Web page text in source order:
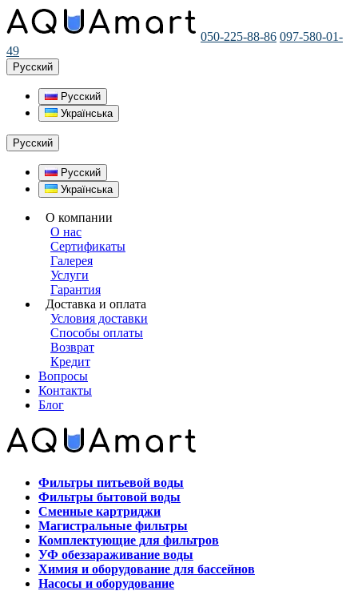
050-225-88-86 097-580-01-
49
Русский
Русский
Українська
Русский
Русский
Українська
О компании
О нас
Сертификаты
Галерея
Услуги
Гарантия
Доставка и оплата
Условия доставки
Способы оплаты
Возврат
Кредит
Вопросы
Контакты
Блог
Фильтры питьевой воды
Фильтры бытовой воды
Сменные картриджи
Магистральные фильтры
Комплектующие для фильтров
УФ обеззараживание воды
Химия и оборудование для бассейнов
Насосы и оборудование